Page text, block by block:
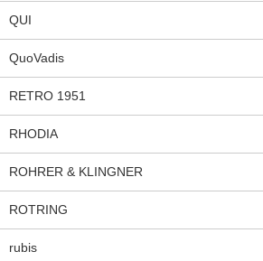
QUI
QuoVadis
RETRO 1951
RHODIA
ROHRER & KLINGNER
ROTRING
rubis